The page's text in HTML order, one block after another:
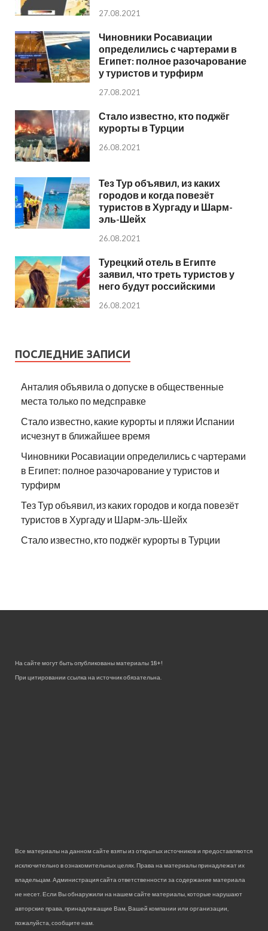
27.08.2021
Чиновники Росавиации
определились с чартерами в
Египет: полное разочарование
у туристов и турфирм
27.08.2021
Стало известно, кто поджёг
курорты в Турции
26.08.2021
Тез Тур объявил, из каких
городов и когда повезёт
туристов в Хургаду и Шарм-
эль-Шейх
26.08.2021
Турецкий отель в Египте
заявил, что треть туристов у
него будут российскими
26.08.2021
ПОСЛЕДНИЕ ЗАПИСИ
Анталия объявила о допуске в общественные
места только по медсправке
Стало известно, какие курорты и пляжи Испании
исчезнут в ближайшее время
Чиновники Росавиации определились с чартерами
в Египет: полное разочарование у туристов и
турфирм
Тез Тур объявил, из каких городов и когда повезёт
туристов в Хургаду и Шарм-эль-Шейх
Стало известно, кто поджёг курорты в Турции
На сайте могут быть опубликованы материалы 18+!
При цитировании ссылка на источник обязательна.
Все материалы на данном сайте взяты из открытых источников и предоставляются
исключительно в ознакомительных целях. Права на материалы принадлежат их
владельцам. Администрация сайта ответственности за содержание материала
не несет. Если Вы обнаружили на нашем сайте материалы, которые нарушают
авторские права, принадлежащие Вам, Вашей компании или организации,
пожалуйста, сообщите нам.